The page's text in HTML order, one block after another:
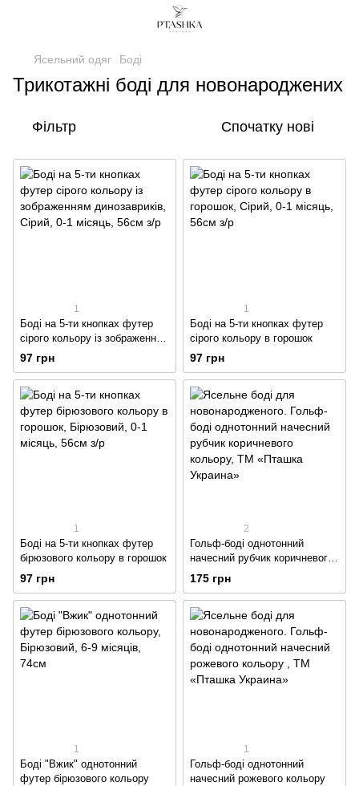
Ясельний одяг Боді
Трикотажні боді для новонароджених
Фільтр Спочатку нові
1
Боді на 5-ти кнопках футер
сірого кольору із зображенням
динозавриків
97 грн
1
Боді на 5-ти кнопках футер
сірого кольору в горошок
97 грн
1
Боді на 5-ти кнопках футер
бірюзового кольору в горошок
97 грн
2
Гольф-боді однотонний
начесний рубчик коричневого
кольору
175 грн
1
Боді "Вжик" однотонний
футер бірюзового кольору
1
Гольф-боді однотонний
начесний рожевого кольору